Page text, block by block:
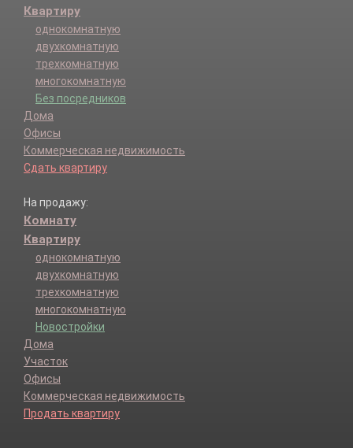
Квартиру
однокомнатную
двухкомнатную
трехкомнатную
многокомнатную
Без посредников
Дома
Офисы
Коммерческая недвижимость
Сдать квартиру
На продажу:
Комнату
Квартиру
однокомнатную
двухкомнатную
трехкомнатную
многокомнатную
Новостройки
Дома
Участок
Офисы
Коммерческая недвижимость
Продать квартиру